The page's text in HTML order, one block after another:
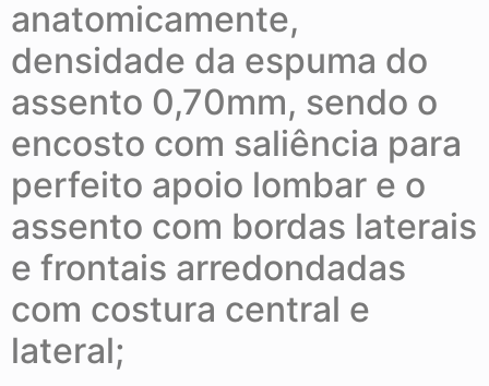
anatomicamente,
densidade da espuma do
assento 0,70mm, sendo o
encosto com saliência para
perfeito apoio lombar e o
assento com bordas laterais
e frontais arredondadas
com costura central e
lateral;